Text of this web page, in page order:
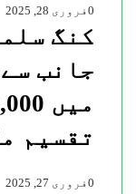
فروری 28, 20250
کنگ
جانب
تقسیم
فروری 27, 20250